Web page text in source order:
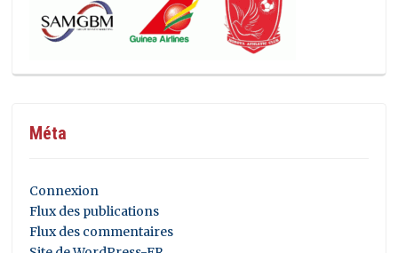
Méta
Connexion
Flux des publications
Flux des commentaires